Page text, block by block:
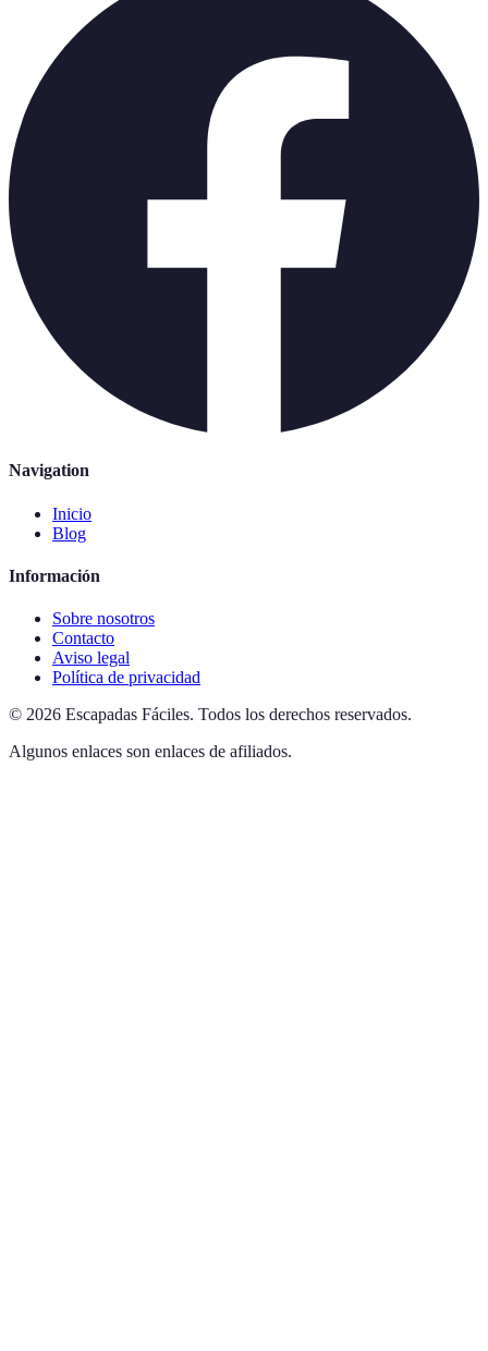
Navigation
Inicio
Blog
Información
Sobre nosotros
Contacto
Aviso legal
Política de privacidad
© 2026 Escapadas Fáciles. Todos los derechos reservados.
Algunos enlaces son enlaces de afiliados.